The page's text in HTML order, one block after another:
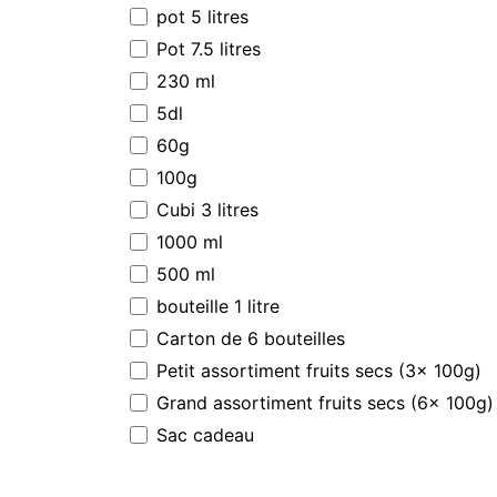
pot 5 litres
Pot 7.5 litres
230 ml
5dl
60g
100g
Cubi 3 litres
1000 ml
500 ml
bouteille 1 litre
Carton de 6 bouteilles
Petit assortiment fruits secs (3x 100g)
Grand assortiment fruits secs (6x 100g)
Sac cadeau